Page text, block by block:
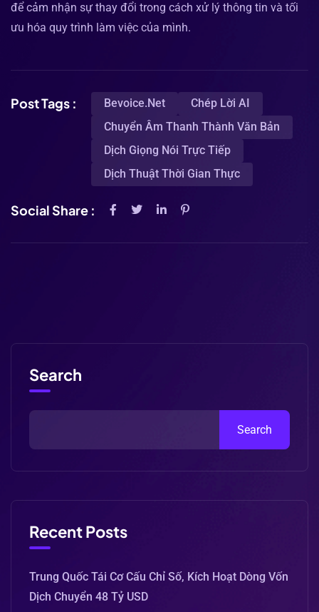
để cảm nhận sự thay đổi trong cách xử lý thông tin và tối
ưu hóa quy trình làm việc của mình.
Post Tags : Bevoice.net
Chép Lời AI
Chuyển Âm Thanh Thành Văn Bản
Dịch Giọng Nói Trực Tiếp
Dịch Thuật Thời Gian Thực
Social Share :
Search
Search
Recent Posts
Trung Quốc Tái Cơ Cấu Chỉ Số, Kích Hoạt Dòng Vốn
Dịch Chuyển 48 Tỷ USD